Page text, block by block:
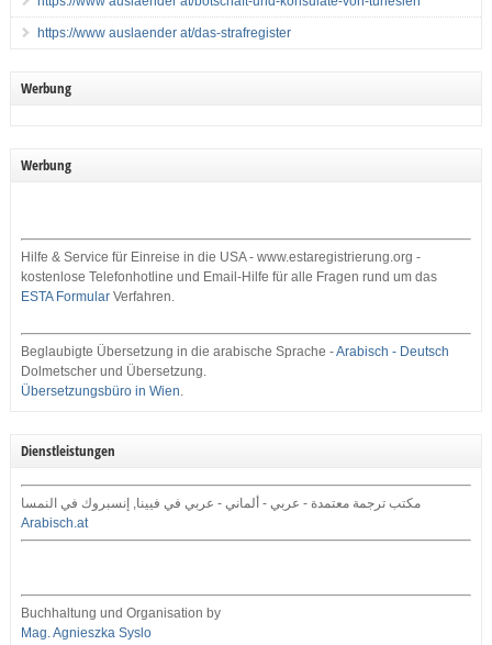
https://www auslaender at/das-strafregister
Werbung
Werbung
Hilfe & Service für Einreise in die USA - www.estaregistrierung.org -
kostenlose Telefonhotline und Email-Hilfe für alle Fragen rund um das
ESTA FormularVerfahren.
Beglaubigte Übersetzung in die arabische Sprache -Arabisch - Deutsch
Dolmetscher und Übersetzung.
Übersetzungsbüro in Wien.
Dienstleistungen
مكتب ترجمة معتمدة - عربي - ألماني - عربي في فيينا, إنسبروك في النمسا
Arabisch.at
Buchhaltung und Organisation by
Mag. Agnieszka Syslo